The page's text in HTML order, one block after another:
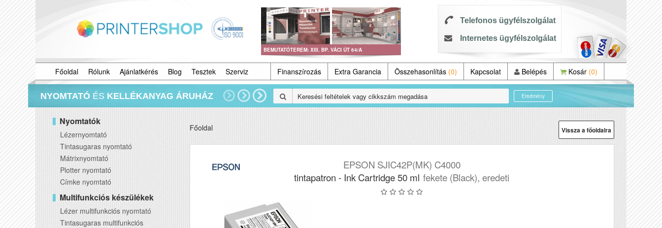
BEMUTATÓTEREM: XIII. BP. VÁCI ÚT 64/A
Telefonos ügyfélszolgálat
Internetes ügyfélszolgálat
Főoldal Rólunk Ajánlatkérés Blog Tesztek Szerviz Finanszírozás Extra Garancia Összehasonlítás (0) Kapcsolat Belépés Kosár (0)
NYOMTATÓ ÉS KELLÉKANYAG ÁRUHÁZ Eredmény
Nyomtatók
Lézernyomtató
Tintasugaras nyomtató
Mátrixnyomtató
Plotter nyomtató
Címke nyomtató
Multifunkciós készülékek
Lézer multifunkciós nyomtató
Tintasugaras multifunkciós
Vissza a főoldalra
Főoldal
EPSON SJIC42P(MK) C4000
tintapatron - Ink Cartridge 50 ml fekete (Black), eredeti